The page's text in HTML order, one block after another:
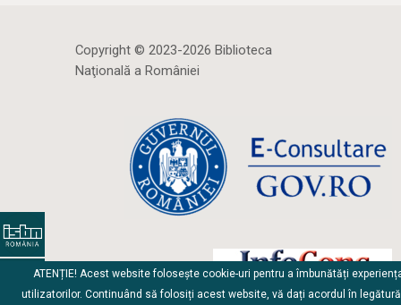
Copyright © 2023-2026 Biblioteca
Naţională a României
ATENȚIE! Acest website folosește cookie-uri pentru a îmbunătăți
utilizatorilor. Continuând să folosiți acest website, vă dați acordul în